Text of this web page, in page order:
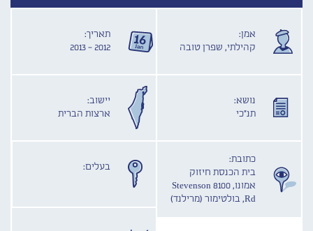
אמן:
קהילתי, שפרן טובה
תאריך:
2012 - 2013
נושא:
תנ"כי
יישוב:
ארצות הברית
כתובת:
בית הכנסת חיזוק
אמונו, 8100 Stevenson
Rd, בולטימור (מרילנד)
בעלים: